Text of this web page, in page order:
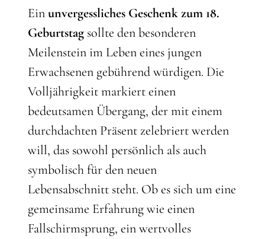
Einunvergessliches Geschenk zum 18.
Geburtstag sollte den besonderen
Meilenstein im Leben eines jungen
Erwachsenen gebührend würdigen. Die
Volljährigkeit markiert einen
bedeutsamen Übergang, der mit einem
durchdachten Präsent zelebriert werden
will, das sowohl persönlich als auch
symbolisch für den neuen
Lebensabschnitt steht. Ob es sich um eine
gemeinsame Erfahrung wie einen
Fallschirmsprung, ein wertvolles